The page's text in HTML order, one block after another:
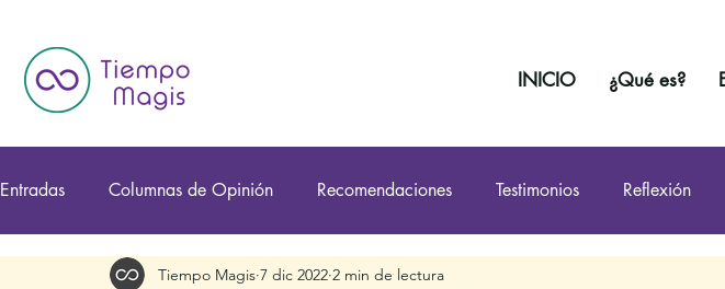
INICIO ¿Qué es?
Entradas Columnas de Opinión Recomendaciones Testimonios Reflexión
Tiempo Magis 7 dic 2022 2 min de lectura